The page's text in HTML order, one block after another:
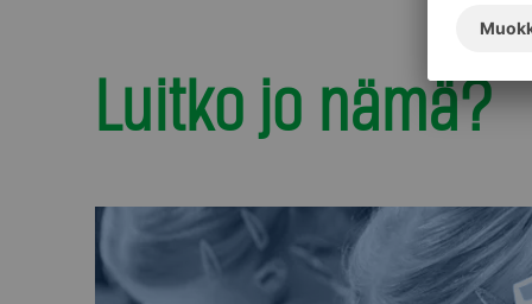
Luitko jo nämä?